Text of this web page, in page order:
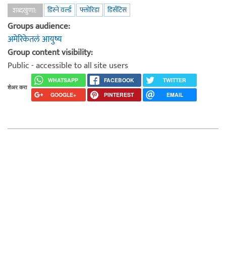
शब्दखुणा:
डिस्ने वर्ल्ड फ्लोरिडा डिसँटिस
Groups audience:
अमेरिकेतलं आयुष्य
Group content visibility:
Public - accessible to all site users
शेअर करा
WHATSAPP FACEBOOK
TWITTER
GOOGLE+
PINTEREST EMAIL